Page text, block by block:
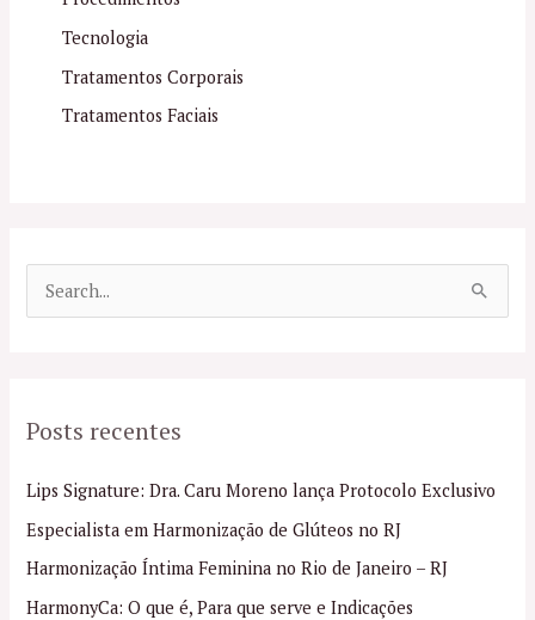
Tecnologia
Tratamentos Corporais
Tratamentos Faciais
u
s
a
r
p
Posts recentes
Lips Signature: Dra. Caru Moreno lança Protocolo Exclusivo
Especialista em Harmonização de Glúteos no RJ
Harmonização Íntima Feminina no Rio de Janeiro – RJ
HarmonyCa: O que é, Para que serve e Indicações